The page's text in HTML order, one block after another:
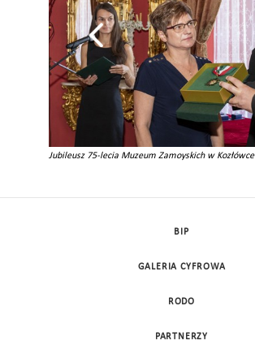
Jubileusz 75-lecia Muzeum Zamoyskich w Kozłówce
BIP
GALERIA CYFROWA
RODO
PARTNERZY